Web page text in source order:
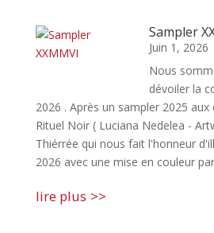
Sampler
Juin 1, 2026
Nous
dévoiler la
2026 . Après un sampler 2025
Rituel Noir ( Luciana Nedelea -
Thiérrée qui nous fait l'honneur
2026 avec une mise en couleur
lire plus